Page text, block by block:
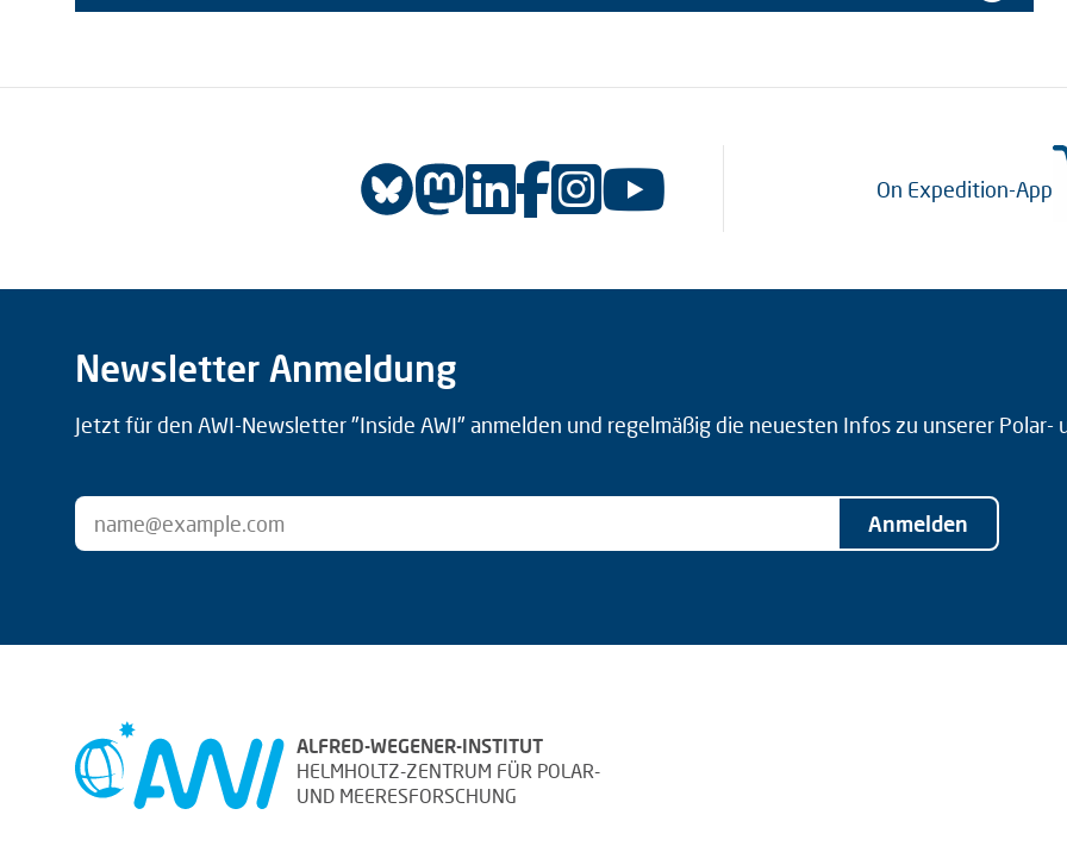
On Expedition-App
Newsletter Anmeldung
Jetzt für den AWI-Newsletter "Inside AWI" anmelden und regelmäßig die neuesten Infos zu unserer Polar-
Anmelden
ALFRED-WEGENER-INSTITUT
HELMHOLTZ-ZENTRUM FÜR POLAR-
UND MEERESFORSCHUNG